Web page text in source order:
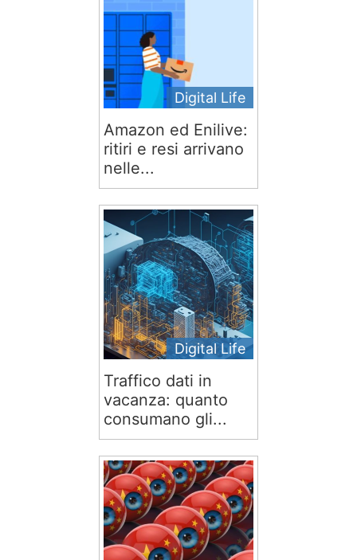
Digital Life
Amazon ed Enilive:
ritiri e resi arrivano
nelle...
Digital Life
Traffico dati in
vacanza: quanto
consumano gli...